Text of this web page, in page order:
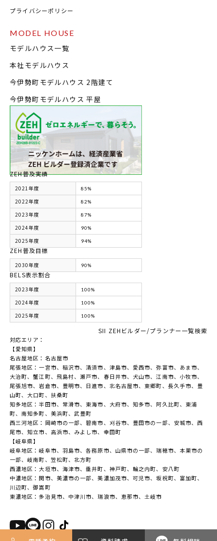
プライバシーポリシー
MODEL HOUSE
モデルハウス一覧
本社モデルハウス
今伊勢町モデルハウス 2階建て
今伊勢町モデルハウス 平屋
ZEH普及実績
2021年度 85%
2022年度 82%
2023年度 87%
2024年度 90%
2025年度 94%
ZEH普及目標
2030年度 90%
BELS表示割合
2023年度 100%
2024年度 100%
2025年度 100%
SII ZEHビルダー/プランナー一覧検索
対応エリア：
【愛知県】
名古屋地区：名古屋市
尾張地区：一宮市、稲沢市、清須市、津島市、愛西市、弥富市、あま市、
大治町、蟹江町、飛島村、瀬戸市、春日井市、犬山市、江南市、小牧市、
尾張旭市、岩倉市、豊明市、日進市、北名古屋市、東郷町、長久手市、豊
山町、大口町、扶桑町
知多地区：半田市、常滑市、東海市、大府市、知多市、阿久比町、東浦
町、南知多町、美浜町、武豊町
西三河地区：岡崎市の一部、碧南市、刈谷市、豊田市の一部、安城市、西
尾市、知立市、高浜市、みよし市、幸田町
【岐阜県】
岐阜地区：岐阜市、羽島市、各務原市、山県市の一部、瑞穂市、本巣市の
一部、岐南町、笠松町、北方町
西濃地区：大垣市、海津市、垂井町、神戸町、輪之内町、安八町
中濃地区：関市、美濃市の一部、美濃加茂市、可児市、坂祝町、富加町、
川辺町、御嵩町
東濃地区：多治見市、中津川市、瑞浪市、恵那市、土岐市
Copyright (c) Nikkenhomes. All rights reserved.